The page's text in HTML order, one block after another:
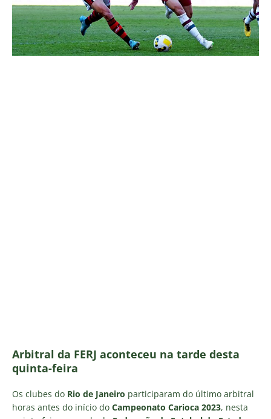
Arbitral da FERJ aconteceu na tarde desta
quinta-feira
Os clubes do Rio de Janeiro participaram do último arbitral
horas antes do início do Campeonato Carioca 2023, nesta